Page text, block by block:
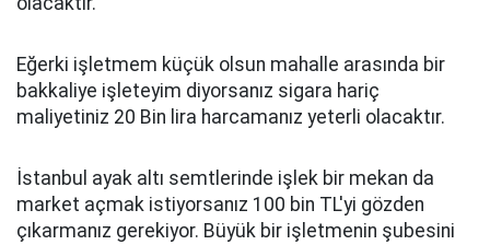
Eğerki işletmem küçük olsun mahalle arasında bir
bakkaliye işleteyim diyorsanız sigara hariç
maliyetiniz 20 Bin lira harcamanız yeterli olacaktır.
İstanbul ayak altı semtlerinde işlek bir mekan da
market açmak istiyorsanız 100 bin TL'yi gözden
çıkarmanız gerekiyor. Büyük bir işletmenin şubesini